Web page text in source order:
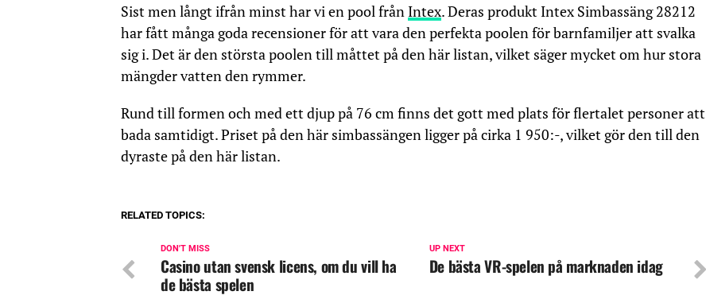
Sist men långt ifrån minst har vi en pool från Intex. Deras produkt Intex Simbassäng 28212
har fått många goda recensioner för att vara den perfekta poolen för barnfamiljer att svalka
sig i. Det är den största poolen till måttet på den här listan, vilket säger mycket om hur stora
mängder vatten den rymmer.
Rund till formen och med ett djup på 76 cm finns det gott med plats för flertalet personer att
bada samtidigt. Priset på den här simbassängen ligger på cirka 1 950:-, vilket gör den till den
dyraste på den här listan.
RELATED TOPICS:
UP NEXT
De bästa VR-spelen på marknaden idag
DON'T MISS
Casino utan svensk licens, om du vill ha
de bästa spelen